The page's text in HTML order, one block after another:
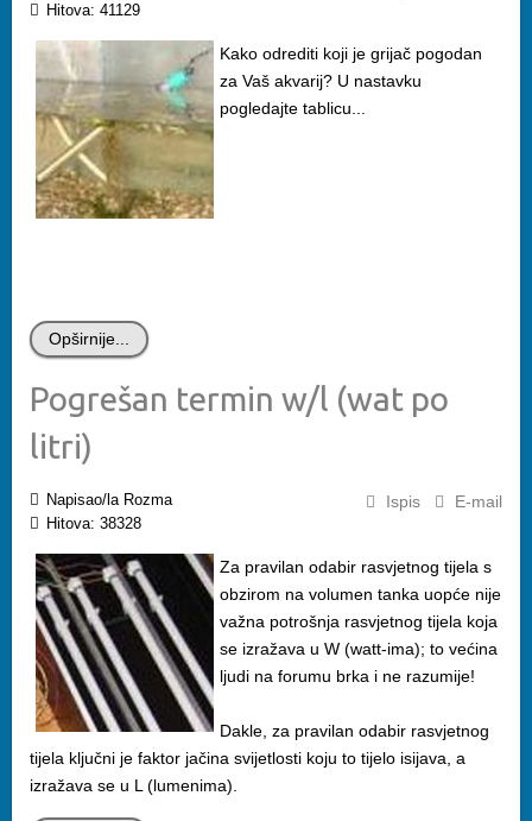
Hitova: 41129
Kako odrediti koji je grijač pogodan
za Vaš akvarij? U nastavku
pogledajte tablicu...
Opširnije...
Pogrešan termin w/l (wat po
litri)
Ispis E-mail
Napisao/la Rozma
Hitova: 38328
Za pravilan odabir rasvjetnog tijela s
obzirom na volumen tanka uopće nije
važna potrošnja rasvjetnog tijela koja
se izražava u W (watt-ima); to većina
ljudi na forumu brka i ne razumije!
Dakle, za pravilan odabir rasvjetnog
tijela ključni je faktor jačina svijetlosti koju to tijelo isijava, a
izražava se u L (lumenima).